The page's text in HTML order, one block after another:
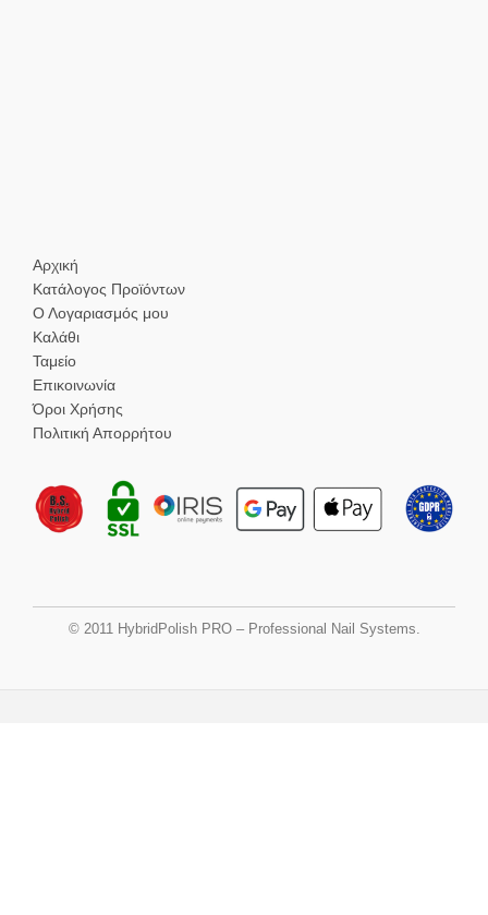
Αρχική
Κατάλογος Προϊόντων
Ο Λογαριασμός μου
Καλάθι
Ταμείο
Επικοινωνία
Όροι Χρήσης
Πολιτική Απορρήτου
© 2011 HybridPolish PRO – Professional Nail Systems.